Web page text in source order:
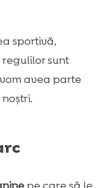
sportivă,
sunt
avea parte